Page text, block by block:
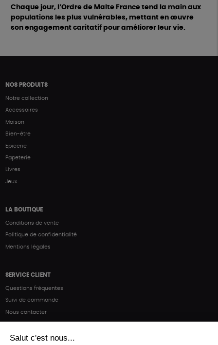
Chaque jour, l’Ordre de Malte France tend la main aux
populations les plus vulnérables, mettant en œuvre
son engagement caritatif pour améliorer leur vie.
NOS PRODUITS
Notre collection
Accessoires
Maison
Bien-être
Epicerie
Papeterie
Livres
Jeux
LA BOUTIQUE
Conditions de vente
Politique de confidentialité
Mentions légales
SERVICE CLIENT
Questions fréquentes
Suivi de commande
Nous contacter